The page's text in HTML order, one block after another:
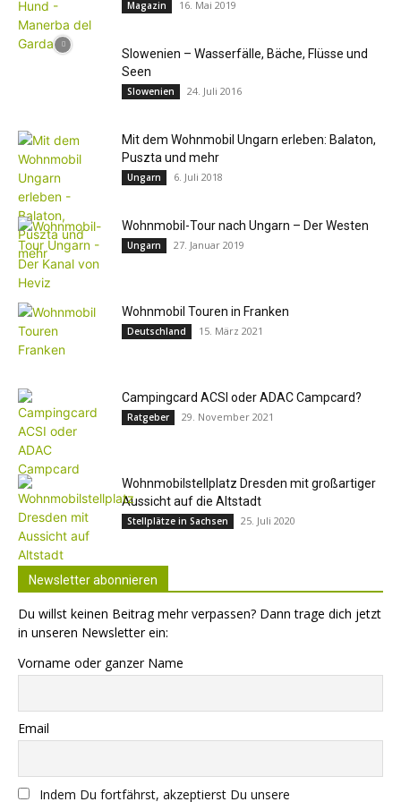
Magazin 16. Mai 2019
Slowenien – Wasserfälle, Bäche, Flüsse und
Seen
Slowenien 24. Juli 2016
Mit dem Wohnmobil Ungarn erleben: Balaton,
Puszta und mehr
Ungarn 6. Juli 2018
Wohnmobil-Tour nach Ungarn – Der Westen
Ungarn 27. Januar 2019
Wohnmobil Touren in Franken
Deutschland 15. März 2021
Campingcard ACSI oder ADAC Campcard?
Ratgeber 29. November 2021
Wohnmobilstellplatz Dresden mit großartiger
Aussicht auf die Altstadt
Stellplätze in Sachsen 25. Juli 2020
Newsletter abonnieren
Du willst keinen Beitrag mehr verpassen? Dann trage dich jetzt
in unseren Newsletter ein:
Vorname oder ganzer Name
Email
Indem Du fortfährst, akzeptierst Du unsere